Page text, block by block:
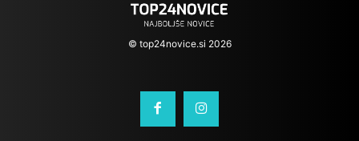
© top24novice.si 2026